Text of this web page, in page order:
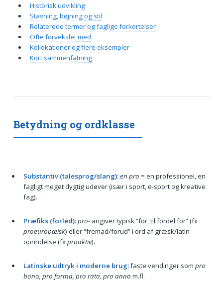
Betydning og ordklasse
Substantiv (talesprog/slang):en pro = en professionel, en
fagligt meget dygtig udøver (især i sport, e-sport og kreative
fag).
Præfiks (forled):pro-angiver typisk “for, til fordel for” (fx
proeuropæisk) eller “fremad/forud” i ord af græsk/latin
oprindelse (fxproaktiv).
Latinske udtryk i moderne brug:faste vendinger som pro
bono, pro forma, pro rata, pro anno m.fl.
Historisk udvikling
Stavning, bøjning og stil
Relaterede termer og faglige forkortelser
Ofte forvekslet med
Kollokationer og flere eksempler
Kort sammenfatning